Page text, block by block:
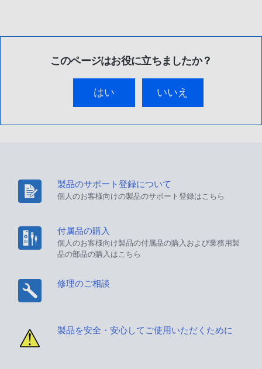
このページはお役に立ちましたか？
はい いいえ
製品のサポート登録について
個人のお客様向けの製品のサポート登録はこちら
付属品の購入
個人のお客様向け製品の付属品の購入および業務用製
品の部品の購入はこちら
修理のご相談
製品を安全・安心してご使用いただくために